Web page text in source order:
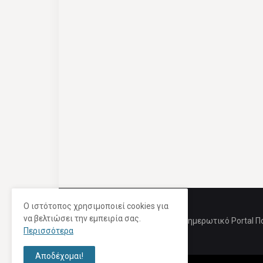
Ενημερωτικό Portal
Ο ιστότοπος χρησιμοποιεί cookies για
να βελτιώσει την εμπειρία σας.
Περισσότερα
Αποδέχομαι!